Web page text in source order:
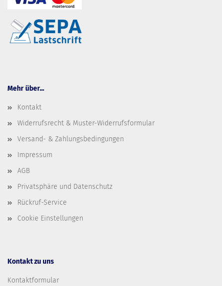
Mehr über...
Kontakt
Widerrufsrecht & Muster-Widerrufsformular
Versand- & Zahlungsbedingungen
Impressum
AGB
Privatsphäre und Datenschutz
Rückruf-Service
Cookie Einstellungen
Kontakt zu uns
Kontaktformular